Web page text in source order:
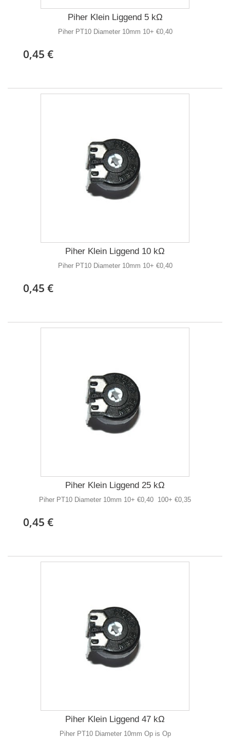
Piher Klein Liggend 5 kΩ
Piher PT10 Diameter 10mm 10+ €0,40
0,45 €
Piher Klein Liggend 10 kΩ
Piher PT10 Diameter 10mm 10+ €0,40
0,45 €
Piher Klein Liggend 25 kΩ
Piher PT10 Diameter 10mm 10+ €0,40 100+ €0,35
0,45 €
Piher Klein Liggend 47 kΩ
Piher PT10 Diameter 10mm Op is Op